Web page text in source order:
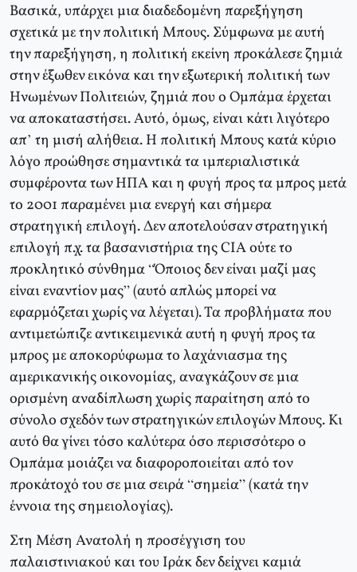
Βασικά, υπάρχει μια διαδεδομένη παρεξήγηση
σχετικά με την πολιτική Μπους. Σύμφωνα με αυτή
την παρεξήγηση, η πολιτική εκείνη προκάλεσε ζημιά
στην έξωθεν εικόνα και την εξωτερική πολιτική των
Ηνωμένων Πολιτειών, ζημιά που ο Ομπάμα έρχεται
να αποκαταστήσει. Αυτό, όμως, είναι κάτι λιγότερο
απ’ τη μισή αλήθεια. Η πολιτική Μπους κατά κύριο
λόγο προώθησε σημαντικά τα ιμπεριαλιστικά
συμφέροντα των ΗΠΑ και η φυγή προς τα μπρος μετά
το 2001 παραμένει μια ενεργή και σήμερα
στρατηγική επιλογή. Δεν αποτελούσαν στρατηγική
επιλογή π.χ. τα βασανιστήρια της CIA ούτε το
προκλητικό σύνθημα “Όποιος δεν είναι μαζί μας
είναι εναντίον μας” (αυτό απλώς μπορεί να
εφαρμόζεται χωρίς να λέγεται). Τα προβλήματα που
αντιμετώπιζε αντικειμενικά αυτή η φυγή προς τα
μπρος με αποκορύφωμα το λαχάνιασμα της
αμερικανικής οικονομίας, αναγκάζουν σε μια
ορισμένη αναδίπλωση χωρίς παραίτηση από το
σύνολο σχεδόν των στρατηγικών επιλογών Μπους. Κι
αυτό θα γίνει τόσο καλύτερα όσο περισσότερο ο
Ομπάμα μοιάζει να διαφοροποιείται από τον
προκάτοχό του σε μια σειρά “σημεία” (κατά την
έννοια της σημειολογίας).
Στη Μέση Ανατολή η προσέγγιση του
παλαιστινιακού και του Ιράκ δεν δείχνει καμιά